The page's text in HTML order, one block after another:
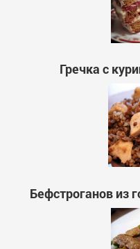
Гречка с
Бефстроганов из